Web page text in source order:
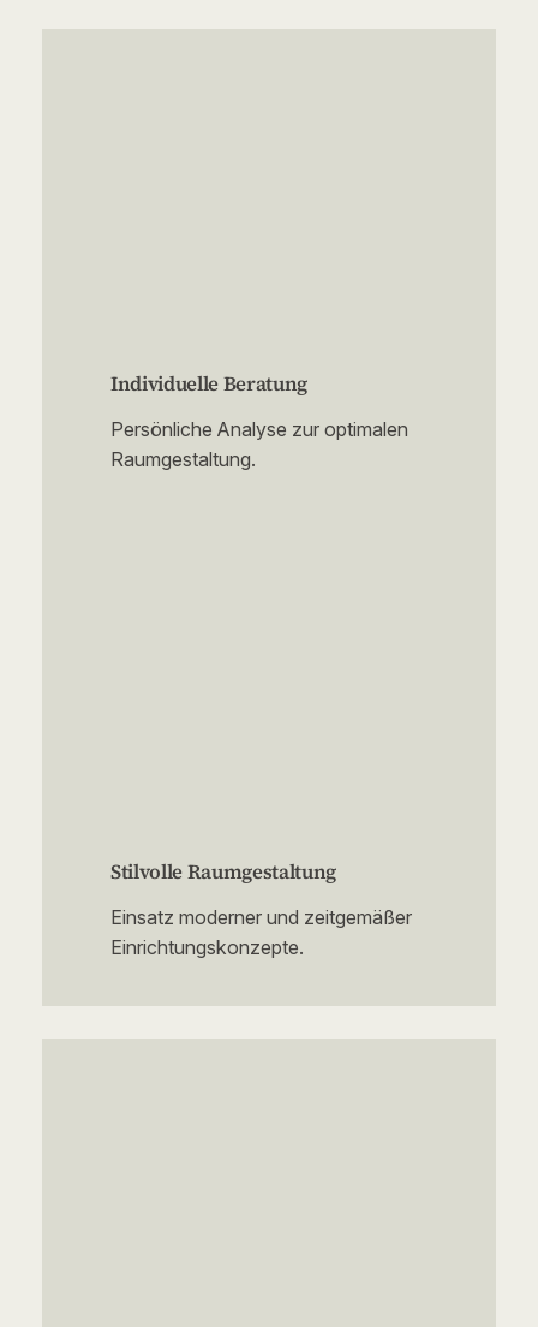
Individuelle Beratung
Persönliche Analyse zur optimalen
Raumgestaltung.
Stilvolle Raumgestaltung
Einsatz moderner und zeitgemäßer
Einrichtungskonzepte.